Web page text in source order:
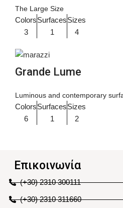
The Large Size
Colors
3
Surfaces
1
Sizes
4
Grande Lume
Luminous and contemporary
Colors
6
Surfaces
1
Sizes
2
Επικοινωνία
(+30) 2310 300111
(+30) 2310 311660